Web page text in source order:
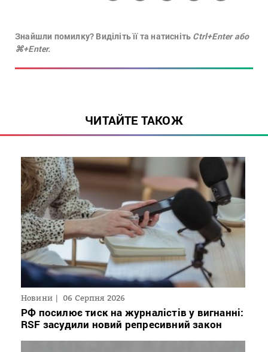
Знайшли помилку? Виділіть її та натисніть Ctrl+Enter або
⌘+Enter.
ЧИТАЙТЕ ТАКОЖ
Новини 06 Серпня 2026
РФ посилює тиск на журналістів у вигнанні:
RSF засудили новий репресивний закон